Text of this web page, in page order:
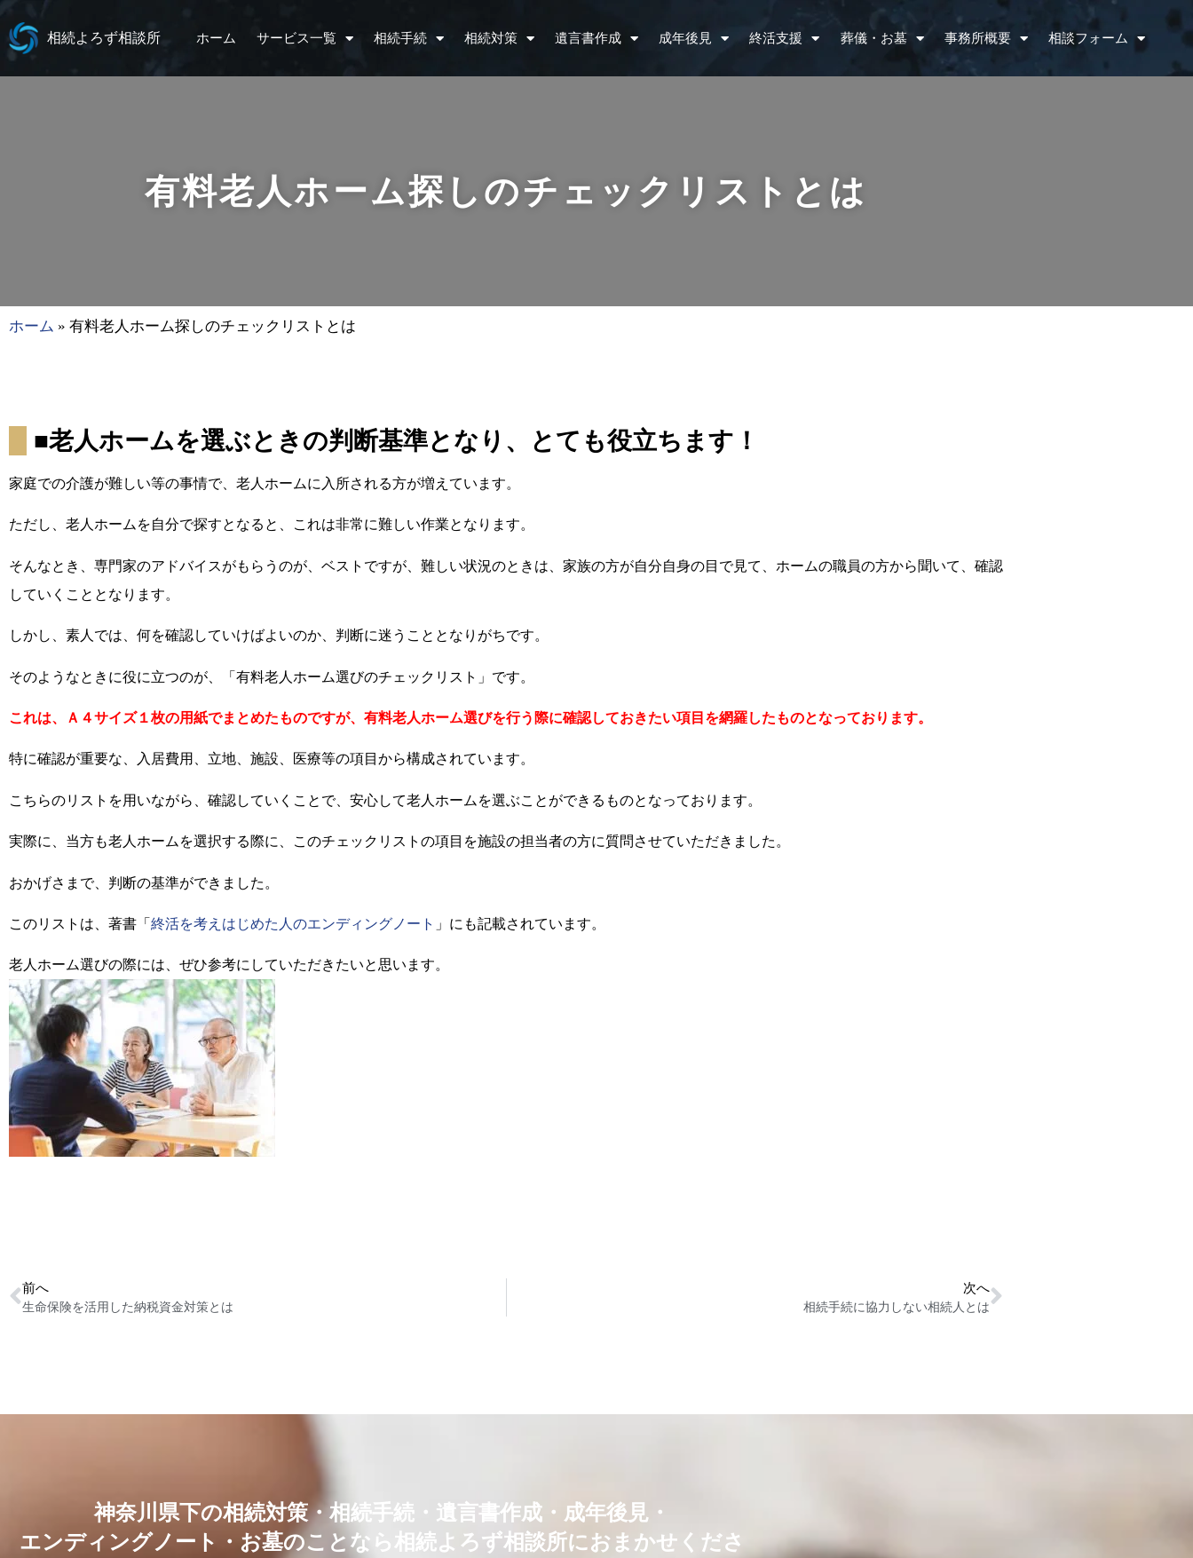
相続よろず相談所 ホーム サービス一覧 相続手続 相続対策 遺言書作成 成年後見 終活支援 葬儀・お墓 事務所概要 相談フォーム
有料老人ホーム探しのチェックリストとは
ホーム » 有料老人ホーム探しのチェックリストとは
■老人ホームを選ぶときの判断基準となり、とても役立ちます！
家庭での介護が難しい等の事情で、老人ホームに入所される方が増えています。
ただし、老人ホームを自分で探すとなると、これは非常に難しい作業となります。
そんなとき、専門家のアドバイスがもらうのが、ベストですが、難しい状況のときは、家族の方が自分自身の目で見て、ホームの職員の方から聞いて、確認
していくこととなります。
しかし、素人では、何を確認していけばよいのか、判断に迷うこととなりがちです。
そのようなときに役に立つのが、「有料老人ホーム選びのチェックリスト」です。
これは、Ａ４サイズ１枚の用紙でまとめたものですが、有料老人ホーム選びを行う際に確認しておきたい項目を網羅したものとなっております。
特に確認が重要な、入居費用、立地、施設、医療等の項目から構成されています。
こちらのリストを用いながら、確認していくことで、安心して老人ホームを選ぶことができるものとなっております。
実際に、当方も老人ホームを選択する際に、このチェックリストの項目を施設の担当者の方に質問させていただきました。
おかげさまで、判断の基準ができました。
このリストは、著書「 終活を考えはじめた人のエンディングノート 」にも記載されています。
老人ホーム選びの際には、ぜひ参考にしていただきたいと思います。
前へ
生命保険を活用した納税資金対策とは
次へ
相続手続に協力しない相続人とは
神奈川県下の相続対策・相続手続・ 遺言書作成・成年後見・
エンディングノート・お墓のことなら相続よろず相談所におまかせくださ